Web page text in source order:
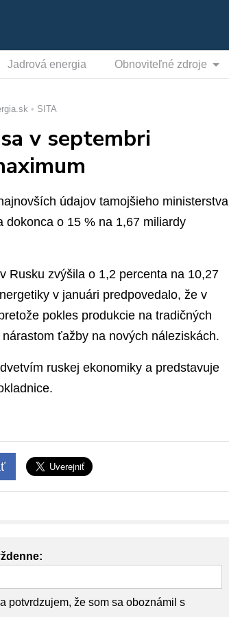
Jadrová energia Obnoviteľné zdroje
SITA
v septembri
údajov tamojšieho ministerstva
dokonca o 15 % na 1,67 miliardy
Rusku zvýšila o 1,2 percenta na 10,27
v januári predpovedalo, že v
pokles produkcie na tradičných
ťažby na nových náleziskách.
ruskej ekonomiky a predstavuje
a potvrdzujem, že som sa oboznámil s